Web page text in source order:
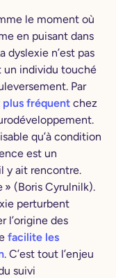
le moment où
en puisant dans
dyslexie n’est pas
un individu touché
Par
plus fréquent chez
qu’à condition
est un
y ait rencontre.
» (Boris Cyrulnilk).
perturbent
l’origine des
facilite les
. C’est tout l’enjeu
suivi